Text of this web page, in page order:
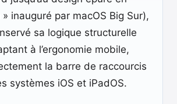
inauguré par macOS Big Sur),
sa logique structurelle
à l’ergonomie mobile,
la barre de raccourcis
systèmes iOS et iPadOS.